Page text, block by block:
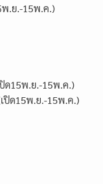
พ.ย.-15พ.ค.)
ด15พ.ย.-15พ.ค.)
ปิด15พ.ย.-15พ.ค.)